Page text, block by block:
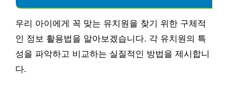
우리 아이에게 꼭 맞는 유치원을 찾기 위한 구체적
인 정보 활용법을 알아보겠습니다. 각 유치원의 특
성을 파악하고 비교하는 실질적인 방법을 제시합니
다.